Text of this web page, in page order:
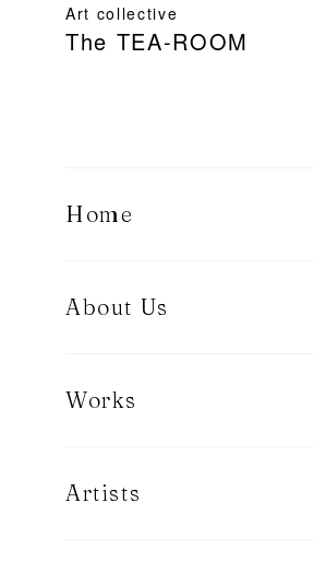
Art collective
The TEA-ROOM
Home
About Us
Works
Artists